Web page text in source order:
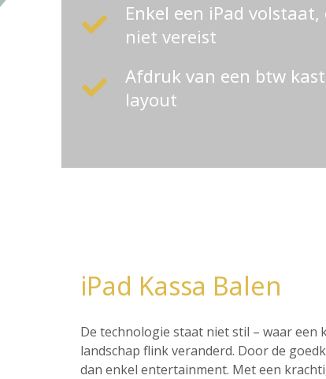
Enkel een iPad
niet vereist
Afdruk van een btw
layout
iPad Kassa Balen
De technologie staat niet stil – waar een
landschap flink veranderd. Door de
dan enkel entertainment. Met een